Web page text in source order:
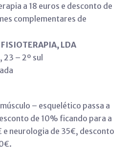
a 18 euros e desconto de
complementares de
LDA
23 – 2º sul
– esquelético passa a
de 10% ficando para a
neurologia de 35€, desconto